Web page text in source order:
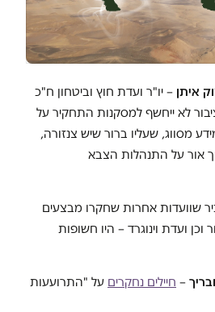
– יו"ר ועדת חוץ וביטחון ח"כ
לא ייחשף למסקנות התחקיר על
מסווג, שעליו ברור שיש צנזורה,
אור על התנהלות הצבא
שוועדות אחרות שחקרו מבצעים
ועדת וינוגרד – היו חשופות
– חיילים נחקרים על "התרועעות